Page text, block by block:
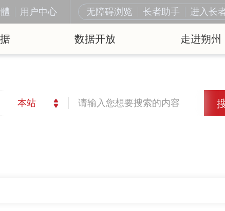
用户中心 无障碍浏览 长者助手 进入长
数据开放 走进朔州